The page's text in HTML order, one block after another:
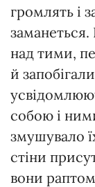
громлять і
заманеться.
над тими,
й
собою і
змушувало
стіни
вони